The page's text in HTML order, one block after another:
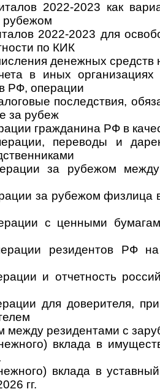
2022-2023 как
рубежом
2022-2023 для
по КИК
денежных средств
в иных
РФ, опе­рации
последствия,
за рубеж
гражданина РФ в
переводы и
за рубежом
за рубежом физлица
с ценными
резидентов РФ на
и отчетность
для доверителя,
между резидентами с
вклада в
вклада в
гг.